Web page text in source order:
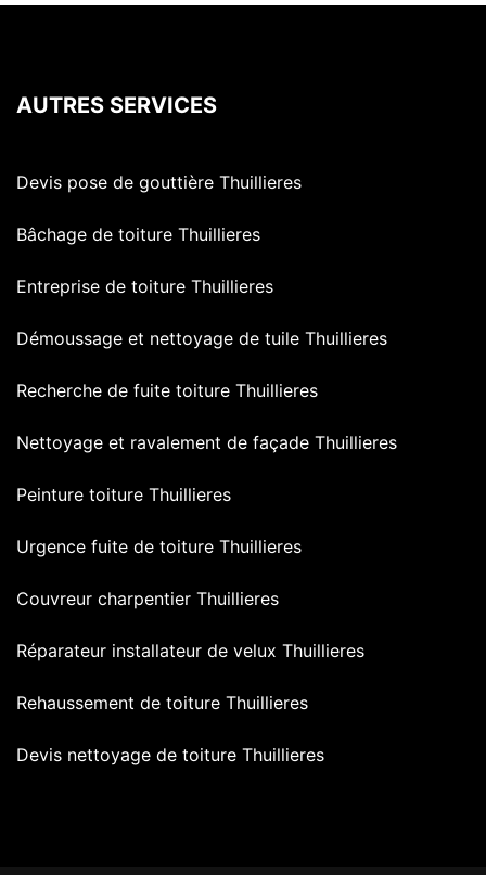
AUTRES SERVICES
Devis pose de gouttière Thuillieres
Bâchage de toiture Thuillieres
Entreprise de toiture Thuillieres
Démoussage et nettoyage de tuile Thuillieres
Recherche de fuite toiture Thuillieres
Nettoyage et ravalement de façade Thuillieres
Peinture toiture Thuillieres
Urgence fuite de toiture Thuillieres
Couvreur charpentier Thuillieres
Réparateur installateur de velux Thuillieres
Rehaussement de toiture Thuillieres
Devis nettoyage de toiture Thuillieres